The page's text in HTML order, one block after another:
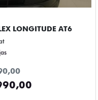
LONGITUDE AT6